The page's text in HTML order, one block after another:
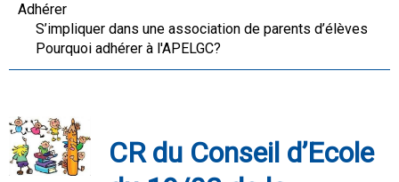
Adhérer
S’impliquer dans une association de parents d’élèves
Pourquoi adhérer à l'APELGC?
CR du Conseil d’Ecole